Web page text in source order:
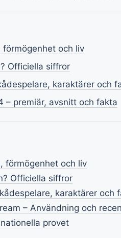
förmögenhet och liv
Officiella siffror
karaktärer och
– premiär, avsnitt och fakta
förmögenhet och liv
Officiella siffror
karaktärer och
– Användning och
provet